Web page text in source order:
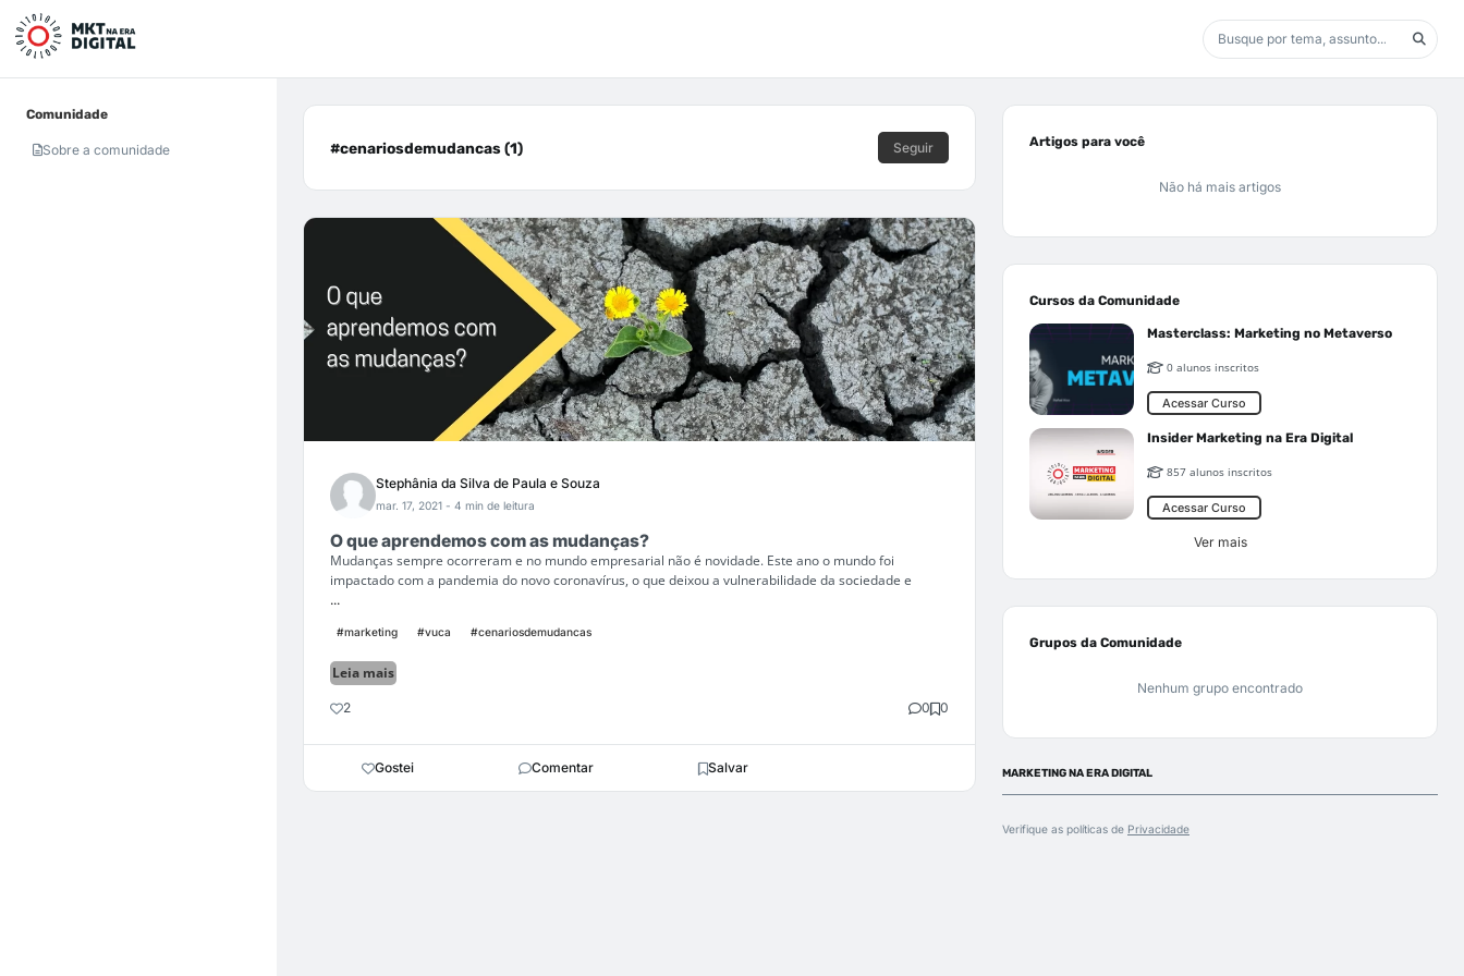
Comunidade
Sobre a comunidade #cenariosdemudancas (1) Seguir
Stephânia da Silva de Paula e Souza
mar. 17, 2021 - 4 min de leitura
O que aprendemos com as mudanças?
Mudanças sempre ocorreram e no mundo empresarial não é novidade. Este ano o mundo foi
impactado com a pandemia do novo coronavírus, o que deixou a vulnerabilidade da sociedade e
...
#marketing #vuca #cenariosdemudancas
Leia mais
2 0 0
Gostei Comentar Salvar
Artigos para você
Não há mais artigos
Cursos da Comunidade
Masterclass: Marketing no Metaverso
0 alunos inscritos
Acessar Curso
Insider Marketing na Era Digital
857 alunos inscritos
Acessar Curso
Ver mais
Grupos da Comunidade
Nenhum grupo encontrado
MARKETING NA ERA DIGITAL
Verifique as políticas de Privacidade